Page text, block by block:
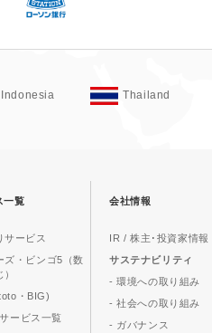
Indonesia Thailand
一覧
サービス
ズ・ビンゴ5（数
・BIG)
ービス一覧
会社情報
IR / 株主･投資家情報
サステナビリティ
- 環境への取り組み
- 社会への取り組み
- ガバナンス